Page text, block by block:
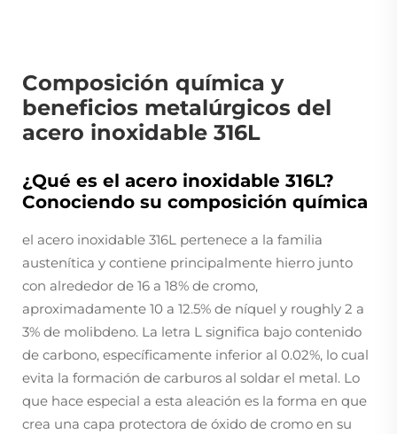
Composición química y
beneficios metalúrgicos del
acero inoxidable 316L
¿Qué es el acero inoxidable 316L?
Conociendo su composición química
el acero inoxidable 316L pertenece a la familia
austenítica y contiene principalmente hierro junto
con alrededor de 16 a 18% de cromo,
aproximadamente 10 a 12.5% de níquel y roughly 2 a
3% de molibdeno. La letra L significa bajo contenido
de carbono, específicamente inferior al 0.02%, lo cual
evita la formación de carburos al soldar el metal. Lo
que hace especial a esta aleación es la forma en que
crea una capa protectora de óxido de cromo en su